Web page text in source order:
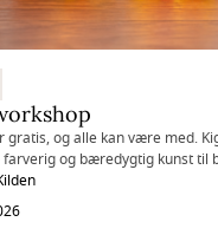
gratis, og alle kan være med.
farverig og bæredygtig kunst til
som et opløb til DLB (Det